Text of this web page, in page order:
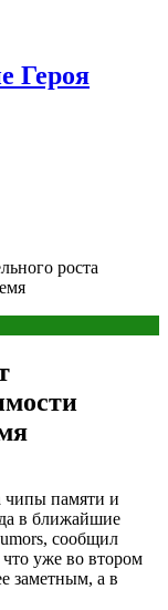
Героя
роста
чипы памяти и
в ближайшие
сообщил
уже во втором
заметным, а в